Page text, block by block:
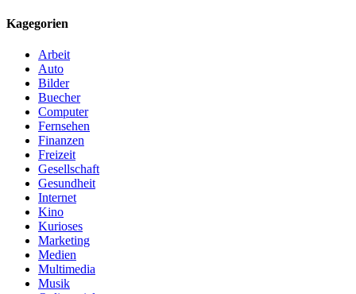
Kagegorien
Arbeit
Auto
Bilder
Buecher
Computer
Fernsehen
Finanzen
Freizeit
Gesellschaft
Gesundheit
Internet
Kino
Kurioses
Marketing
Medien
Multimedia
Musik